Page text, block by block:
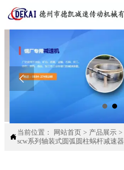


当前位置： 网站首页 > 产品展示>
scw系列轴装式圆弧圆柱蜗杆减速器